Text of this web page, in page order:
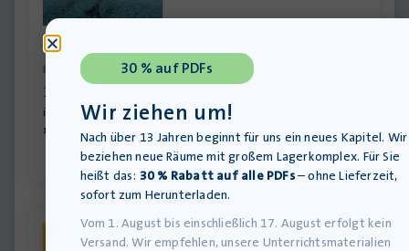
Der Sonne nach – Taschenbuch
Lieferung bis 12.08.2026
10,00
inkl. MwSt., zzgl. Versandkosten
»In den Warenkorb
30 % auf PDFs
Wir ziehen um!
Nach über 13 Jahren beginnt für uns ein neues Kapitel. Wir
beziehen neue Räume mit großem Lagerkomplex. Für Sie
heißt das: 30 % Rabatt auf alle PDFs– ohne Lieferzeit,
sofort zum Herunterladen.
Vom 1. August bis einschließlich 17. August erfolgt kein
Versand. Wir empfehlen, unsere Unterrichtsmaterialien